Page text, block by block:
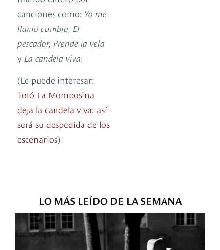
canciones como: Yo me
llamo cumbia, El
pescador, Prende la vela
y La candela viva.
(Le puede interesar:
Totó La Momposina
deja la candela viva: así
será su despedida de los
escenarios)
LO MÁS LEÍDO DE LA SEMANA